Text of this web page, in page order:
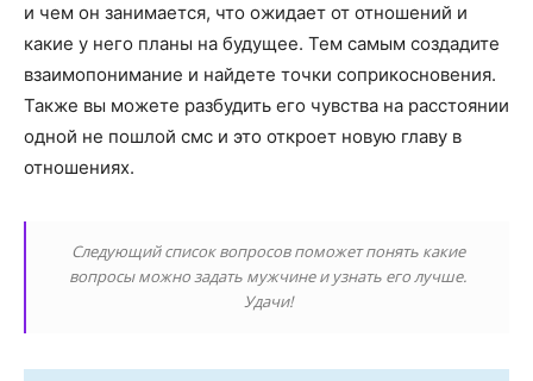
и чем он занимается, что ожидает от отношений и
какие у него планы на будущее. Тем самым создадите
взаимопонимание и найдете точки соприкосновения.
Также вы можете разбудить его чувства на расстоянии
одной не пошлой смс и это откроет новую главу в
отношениях.
Следующий список вопросов поможет понять какие
вопросы можно задать мужчине и узнать его лучше.
Удачи!